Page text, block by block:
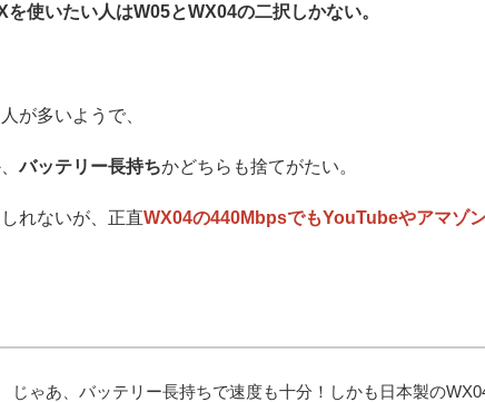
を使いたい人はW05とWX04の二択しかない。
が多いようで、
バッテリー長持ちかどちらも捨てがたい。
れないが、正直WX04の440MbpsでもYouTubeやアマゾ
じゃあ、バッテリー長持ちで速度も十分！しかも日本製の